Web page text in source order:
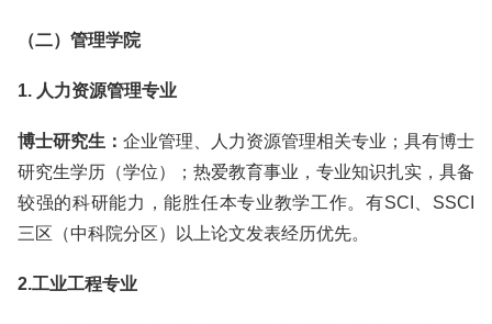
（二）管理学院
1. 人力资源管理专业
博士研究生： 企业管理、人力资源管理相关专业；具有博士
研究生学历（学位）；热爱教育事业，专业知识扎实，具备
较强的科研能力，能胜任本专业教学工作。有SCI、SSCI
三区（中科院分区）以上论文发表经历优先。
2.工业工程专业